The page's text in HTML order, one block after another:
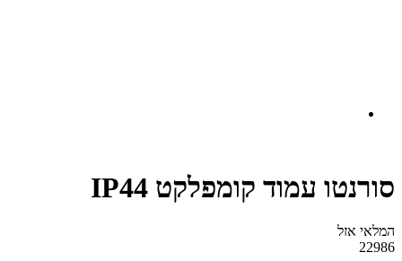
סורנטו עמוד קומפלקט IP44
המלאי אזל
22986